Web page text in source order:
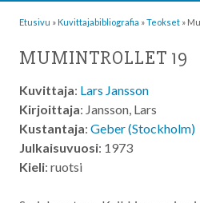
Etusivu »Kuvittaja­bibliografia »Teokset »
MUMINTROLLET 19
Kuvittaja: Lars Jansson
Kirjoittaja: Jansson, Lars
Kustantaja: Geber (Stockholm)
Julkaisuvuosi: 1973
Kieli: ruotsi